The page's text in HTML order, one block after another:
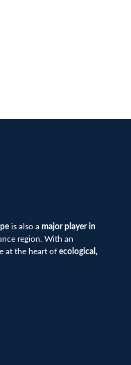
is also a major player in
region. With an
at the heart of ecological,